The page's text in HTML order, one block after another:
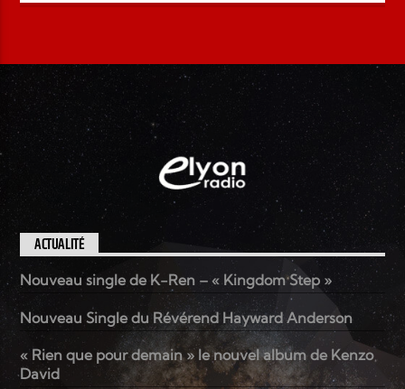
ACTUALITÉ
Nouveau single de K-Ren – « Kingdom Step »
Nouveau Single du Révérend Hayward Anderson
« Rien que pour demain » le nouvel album de Kenzo
David